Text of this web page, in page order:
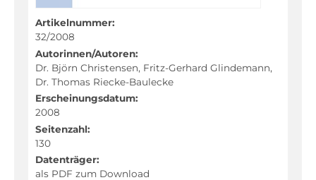
Artikelnummer:
32/2008
Autorinnen/Autoren:
Dr. Björn Christensen, Fritz-Gerhard Glindemann,
Dr. Thomas Riecke-Baulecke
Erscheinungsdatum:
2008
Seitenzahl:
130
Datenträger:
als PDF zum Download